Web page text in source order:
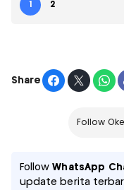
1 2
Share
Follow
FollowWhatsApp
update berita